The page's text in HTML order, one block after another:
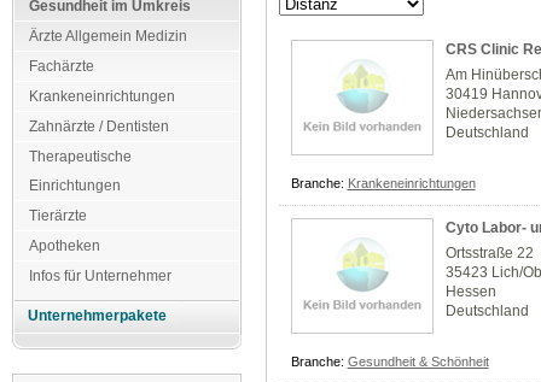
Gesundheit im Umkreis
Ärzte Allgemein Medizin
Fachärzte
Krankeneinrichtungen
Zahnärzte / Dentisten
Therapeutische
Einrichtungen
Tierärzte
Apotheken
Infos für Unternehmer
Unternehmerpakete
CRS Clinic
Am
30419
Deutschland
Branche: Krankeneinrichtungen
Cyto Labor-
Ortsstraße 22
35423 Lich/
Hessen
Deutschland
Branche: Gesundheit & Schönheit